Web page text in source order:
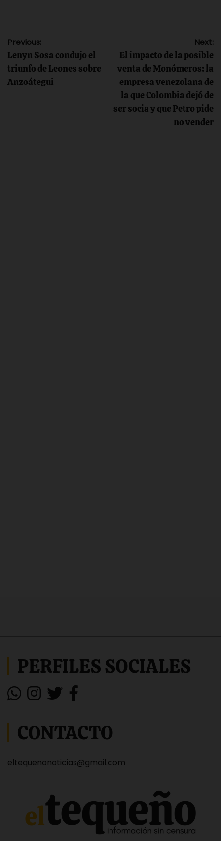
Navegación
de
entradas
Previous:
Lenyn Sosa condujo el
triunfo de Leones sobre
Anzoátegui
Next:
El impacto de la posible
venta de Monómeros: la
empresa venezolana de
la que Colombia dejó de
ser socia y que Petro pide
no vender
PERFILES SOCIALES
CONTACTO
eltequenonoticias@gmail.com